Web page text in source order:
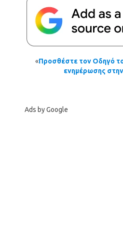
«Προσθέστε τον Οδηγό
ενημέρωσης
Ads by Google